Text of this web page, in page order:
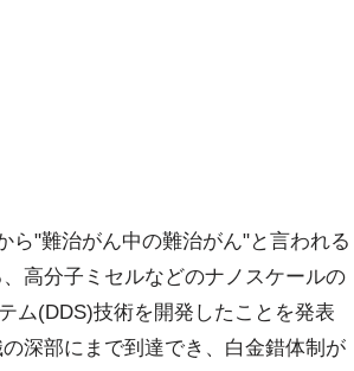
ら"難治がん中の難治がん"と言われる
高分子ミセルなどのナノスケールの
ム(DDS)技術を開発したことを発表
深部にまで到達でき、白金錯体制が